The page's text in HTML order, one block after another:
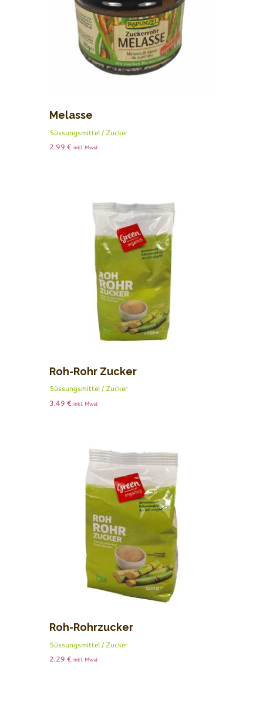
Melasse
Süssungsmittel / Zucker
2.99 € inkl. Mwst
Roh-Rohr Zucker
Süssungsmittel / Zucker
3.49 € inkl. Mwst
Roh-Rohrzucker
Süssungsmittel / Zucker
2.29 € inkl. Mwst